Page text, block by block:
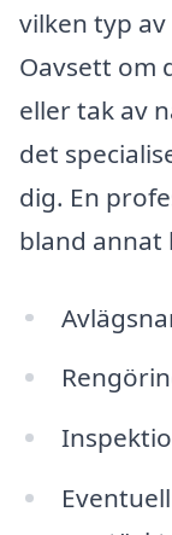
vilken typ
Oavsett om
eller tak av
det
dig. En
bland annat